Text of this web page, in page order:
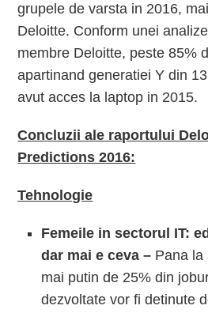
grupele de varsta in 2016,
Deloitte. Conform unei
membre Deloitte, peste 85%
apartinand generatiei Y din
avut acces la laptop in 2015.
Concluzii ale raportului
Predictions 2016:
Tehnologie
Femeile in sectorul IT:
dar mai e ceva – Pana la
mai putin de 25% din
dezvoltate vor fi detinute